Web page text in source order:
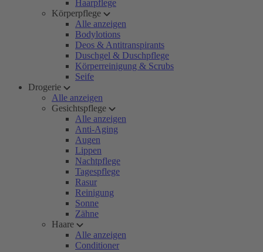
Haarpflege
Körperpflege
Alle anzeigen
Bodylotions
Deos & Antitranspirants
Duschgel & Duschpflege
Körperreinigung & Scrubs
Seife
Drogerie
Alle anzeigen
Gesichtspflege
Alle anzeigen
Anti-Aging
Augen
Lippen
Nachtpflege
Tagespflege
Rasur
Reinigung
Sonne
Zähne
Haare
Alle anzeigen
Conditioner